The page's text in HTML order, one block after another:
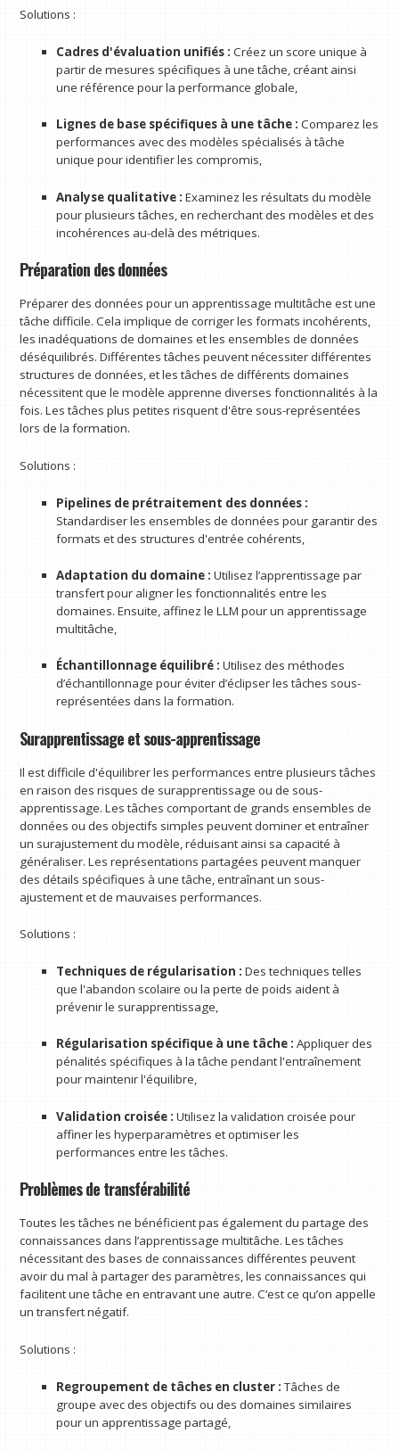
Solutions :
Cadres d'évaluation unifiés : Créez un score unique à
partir de mesures spécifiques à une tâche, créant ainsi
une référence pour la performance globale,
Lignes de base spécifiques à une tâche : Comparez les
performances avec des modèles spécialisés à tâche
unique pour identifier les compromis,
Analyse qualitative : Examinez les résultats du modèle
pour plusieurs tâches, en recherchant des modèles et des
incohérences au-delà des métriques.
Préparation des données
Préparer des données pour un apprentissage multitâche est une
tâche difficile. Cela implique de corriger les formats incohérents,
les inadéquations de domaines et les ensembles de données
déséquilibrés. Différentes tâches peuvent nécessiter différentes
structures de données, et les tâches de différents domaines
nécessitent que le modèle apprenne diverses fonctionnalités à la
fois. Les tâches plus petites risquent d'être sous-représentées
lors de la formation.
Solutions :
Pipelines de prétraitement des données :
Standardiser les ensembles de données pour garantir des
formats et des structures d'entrée cohérents,
Adaptation du domaine : Utilisez l’apprentissage par
transfert pour aligner les fonctionnalités entre les
domaines. Ensuite, affinez le LLM pour un apprentissage
multitâche,
Échantillonnage équilibré : Utilisez des méthodes
d’échantillonnage pour éviter d’éclipser les tâches sous-
représentées dans la formation.
Surapprentissage et sous-apprentissage
Il est difficile d'équilibrer les performances entre plusieurs tâches
en raison des risques de surapprentissage ou de sous-
apprentissage. Les tâches comportant de grands ensembles de
données ou des objectifs simples peuvent dominer et entraîner
un surajustement du modèle, réduisant ainsi sa capacité à
généraliser. Les représentations partagées peuvent manquer
des détails spécifiques à une tâche, entraînant un sous-
ajustement et de mauvaises performances.
Solutions :
Techniques de régularisation : Des techniques telles
que l'abandon scolaire ou la perte de poids aident à
prévenir le surapprentissage,
Régularisation spécifique à une tâche : Appliquer des
pénalités spécifiques à la tâche pendant l'entraînement
pour maintenir l'équilibre,
Validation croisée : Utilisez la validation croisée pour
affiner les hyperparamètres et optimiser les
performances entre les tâches.
Problèmes de transférabilité
Toutes les tâches ne bénéficient pas également du partage des
connaissances dans l’apprentissage multitâche. Les tâches
nécessitant des bases de connaissances différentes peuvent
avoir du mal à partager des paramètres, les connaissances qui
facilitent une tâche en entravant une autre. C’est ce qu’on appelle
un transfert négatif.
Solutions :
Regroupement de tâches en cluster :Tâches de
groupe avec des objectifs ou des domaines similaires
pour un apprentissage partagé,